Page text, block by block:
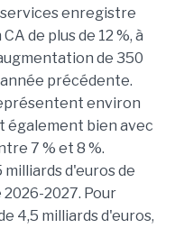
enregistre
de plus de 12 %, à
de 350
précédente.
environ
également bien avec
7 % et 8 %.
d'euros de
2027. Pour
4,5 milliards d'euros,